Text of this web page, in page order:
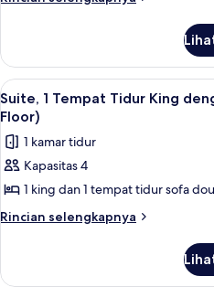
King
dengan
tempat
tidur
Sofa
Suite,
Tempat
Tidur
dengan
tempat
Sofa
Lihat
semua
foto
untuk
Suite,
1
Tempat
dengan
1
Suite, 1 Tempat Tidur King
Floor)
1 kamar tidur
Kapasitas 4
1 king dan 1 tempat tidur sofa
Rincian selengkapnya
Rincian
Suite,